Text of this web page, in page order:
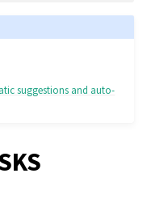
suggestions and auto-